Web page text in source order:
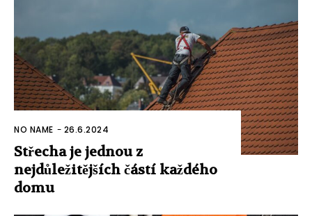
NO NAME - 26.6.2024
Střecha je jednou z
nejdůležitějších částí každého
domu